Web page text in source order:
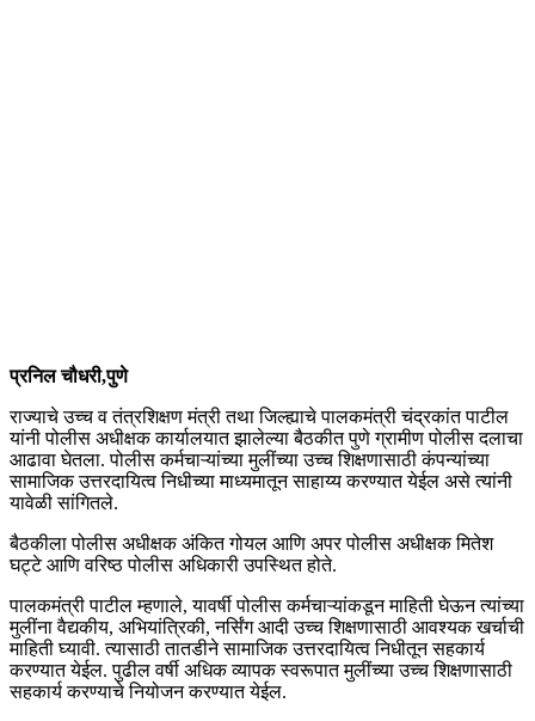
प्रनिल चौधरी,पुणे
राज्याचे उच्च व तंत्रशिक्षण मंत्री तथा जिल्ह्याचे पालकमंत्री चंद्रकांत पाटील
यांनी पोलीस अधीक्षक कार्यालयात झालेल्या बैठकीत पुणे ग्रामीण पोलीस दलाचा
आढावा घेतला. पोलीस कर्मचाऱ्यांच्या मुलींच्या उच्च शिक्षणासाठी कंपन्यांच्या
सामाजिक उत्तरदायित्व निधीच्या माध्यमातून साहाय्य करण्यात येईल असे त्यांनी
यावेळी सांगितले.
बैठकीला पोलीस अधीक्षक अंकित गोयल आणि अपर पोलीस अधीक्षक मितेश
घट्टे आणि वरिष्ठ पोलीस अधिकारी उपस्थित होते.
पालकमंत्री पाटील म्हणाले, यावर्षी पोलीस कर्मचाऱ्यांकडून माहिती घेऊन त्यांच्या
मुलींना वैद्यकीय, अभियांत्रिकी, नर्सिंग आदी उच्च शिक्षणासाठी आवश्यक खर्चाची
माहिती घ्यावी. त्यासाठी तातडीने सामाजिक उत्तरदायित्व निधीतून सहकार्य
करण्यात येईल. पुढील वर्षी अधिक व्यापक स्वरूपात मुलींच्या उच्च शिक्षणासाठी
सहकार्य करण्याचे नियोजन करण्यात येईल.